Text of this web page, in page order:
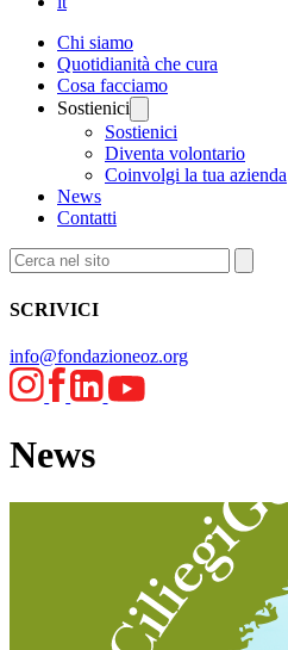
Chi siamo
Quotidianità che cura
Cosa facciamo
Sostienici
Sostienici
Diventa volontario
Coinvolgi la tua azienda
News
Contatti
SCRIVICI
info@fondazioneoz.org
News